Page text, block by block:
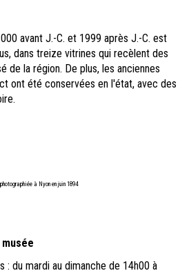
avant J.-C. et 1999 après J.-C. est
dans treize vitrines qui recèlent des
de la région. De plus, les anciennes
ont été conservées en l'état, avec des
à Nyon en juin 1894
: du mardi au dimanche de 14h00 à